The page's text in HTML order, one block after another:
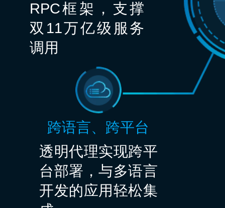
RPC框架，支撑
双11万亿级服务
调用
跨语言、跨平台
透明代理实现跨平
台部署，与多语言
开发的应用轻松集